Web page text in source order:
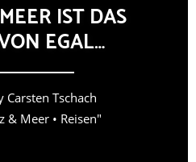
IST DAS
EGAL…
Carsten Tschach
& Meer • Reisen"